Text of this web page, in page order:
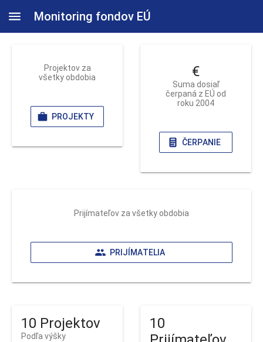
Monitoring fondov EÚ
Projektov za
všetky obdobia
PROJEKTY
€
Suma dosiaľ
čerpaná z EÚ od
roku 2004
ČERPANIE
Prijímateľov za všetky obdobia
PRIJÍMATELIA
10 Projektov
Podľa výšky
10